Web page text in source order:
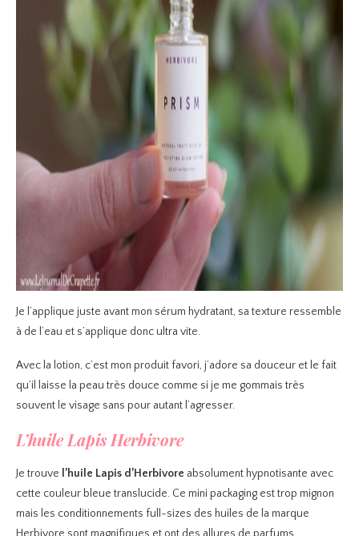
Je l’applique juste avant mon sérum hydratant, sa texture ressemble
à de l’eau et s’applique donc ultra vite.
Avec la lotion, c’est mon produit favori, j’adore sa douceur et le fait
qu’il laisse la peau très douce comme si je me gommais très
souvent le visage sans pour autant l’agresser.
L’huile Lapis Herbivore
Je trouve l’huile Lapis d’Herbivore absolument hypnotisante avec
cette couleur bleue translucide. Ce mini packaging est trop mignon
mais les conditionnements full-sizes des huiles de la marque